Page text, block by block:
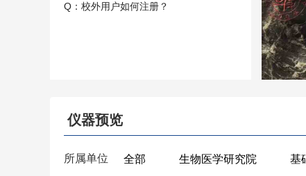
Q：校外用户如何注册？
仪器预览
所属单位 全部 生物医学研究院 基